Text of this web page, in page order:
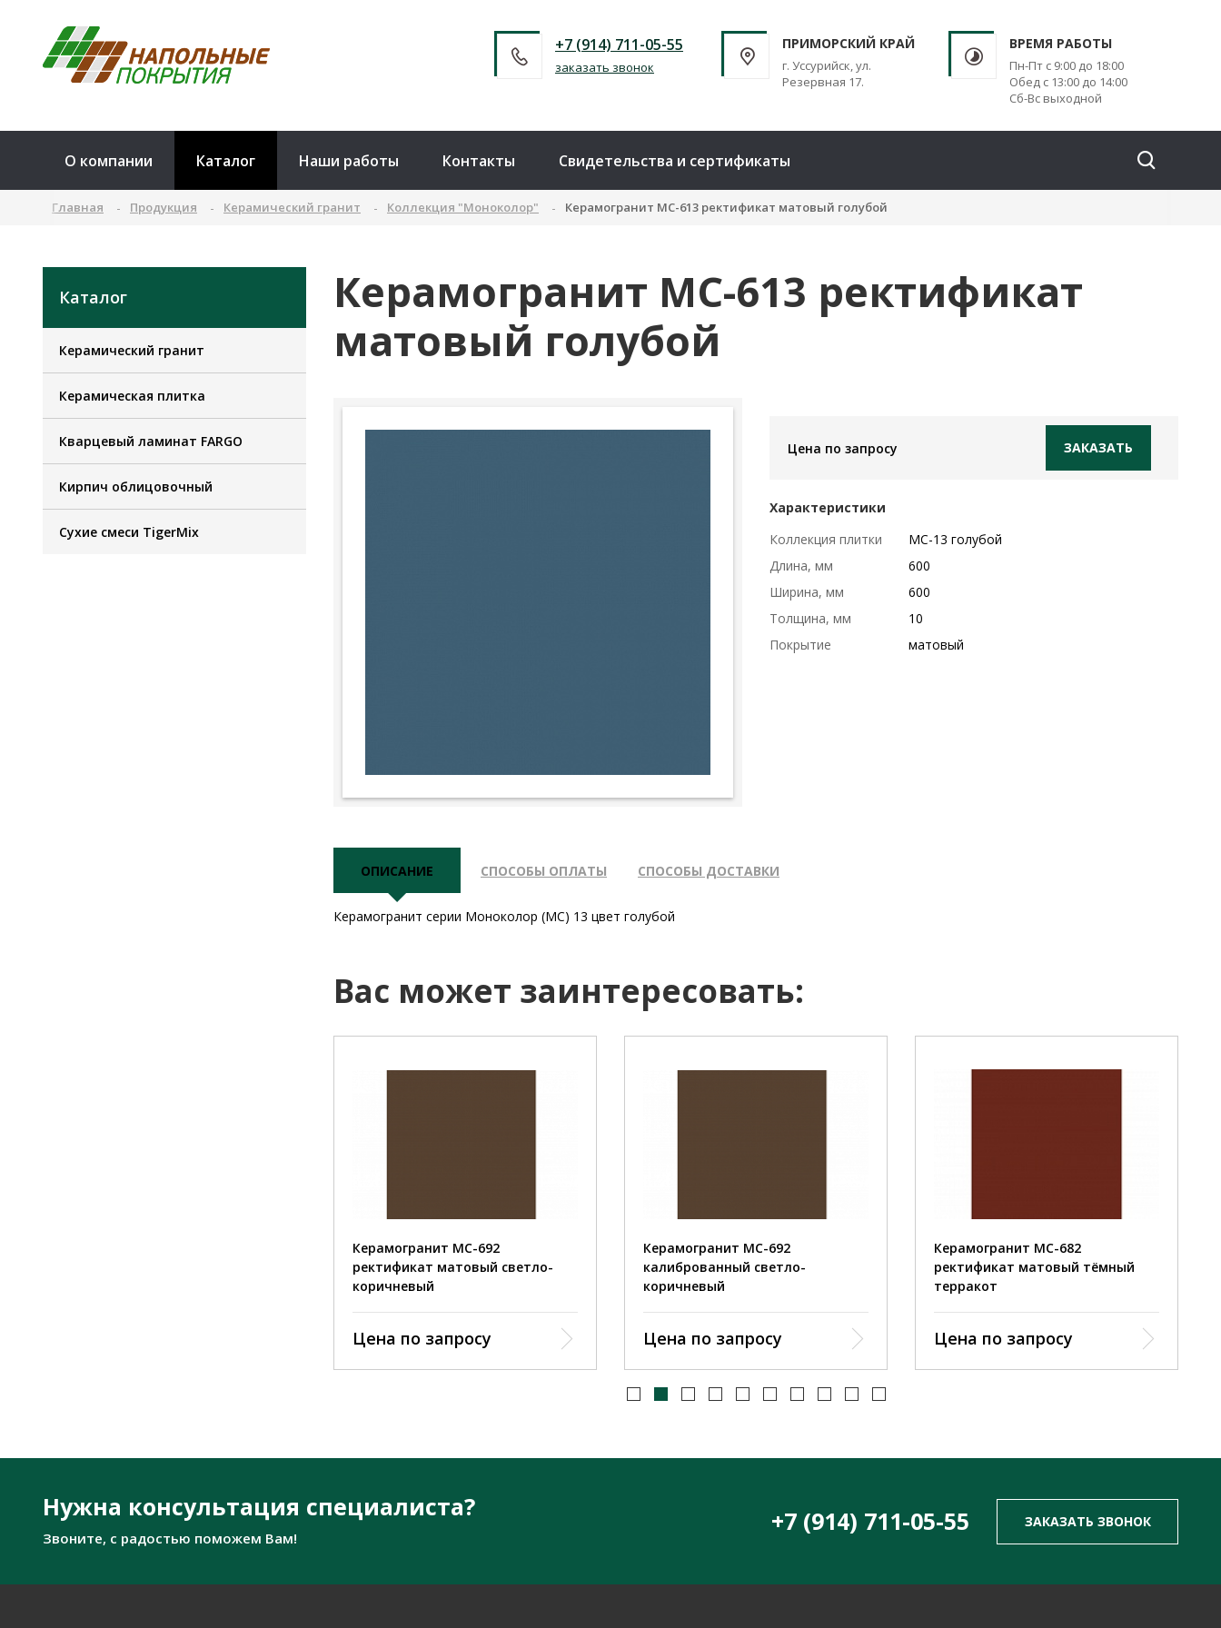
+7 (914) 711-05-55
заказать звонок
ПРИМОРСКИЙ КРАЙ
г. Уссурийск, ул.
Резервная 17.
ВРЕМЯ РАБОТЫ
Пн-Пт с 9:00 до 18:00
Обед с 13:00 до 14:00
Сб-Вс выходной
О компании Каталог Наши работы Контакты Свидетельства и сертификаты
Главная Продукция Керамический гранит Коллекция "Моноколор" Керамогранит MC-613 ректификат матовый голубой
Каталог
Керамический гранит
Керамическая плитка
Кварцевый ламинат FARGO
Кирпич облицовочный
Сухие смеси TigerMix
Керамогранит MC-613 ректификат
матовый голубой
Цена по запросу ЗАКАЗАТЬ
Характеристики
Коллекция плитки
MC-13 голубой
Длина, мм
600
Ширина, мм
600
Толщина, мм
10
Покрытие
матовый
ОПИСАНИЕ СПОСОБЫ ОПЛАТЫ СПОСОБЫ ДОСТАВКИ
Керамогранит серии Моноколор (MC) 13 цвет голубой
Вас может заинтересовать:
Керамогранит MC-692
ректификат матовый светло-
коричневый
Цена по запросу
Керамогранит MC-692
калиброванный светло-
коричневый
Цена по запросу
Керамогранит MC-682
ректификат матовый тёмный
терракот
Цена по запросу
Нужна консультация специалиста?
Звоните, с радостью поможем Вам!
+7 (914) 711-05-55 ЗАКАЗАТЬ ЗВОНОК